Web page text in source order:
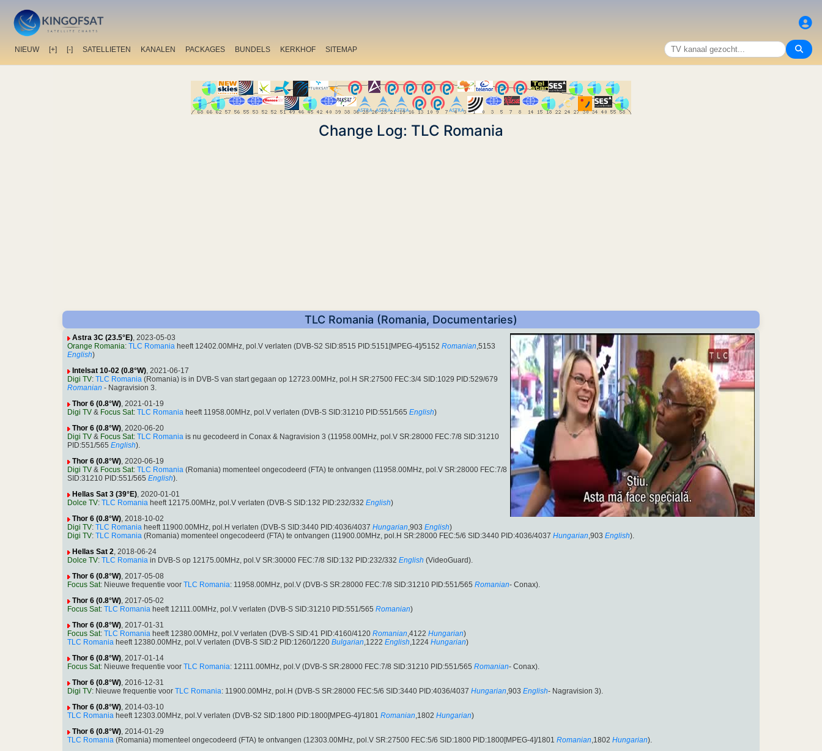
NIEUW [+] [-] SATELLIETEN KANALEN PACKAGES BUNDELS KERKHOF SITEMAP
Change Log: TLC Romania
TLC Romania (Romania, Documentaries)
Astra 3C (23.5°E), 2023-05-03
Orange Romania: TLC Romania heeft 12402.00MHz, pol.V verlaten (DVB-S2 SID:8515 PID:5151[MPEG-4]/5152 Romanian,5153
English)
Intelsat 10-02 (0.8°W), 2021-06-17
Digi TV: TLC Romania (Romania) is in DVB-S van start gegaan op 12723.00MHz, pol.H SR:27500 FEC:3/4 SID:1029 PID:529/679
Romanian - Nagravision 3.
Thor 6 (0.8°W), 2021-01-19
Digi TV & Focus Sat: TLC Romania heeft 11958.00MHz, pol.V verlaten (DVB-S SID:31210 PID:551/565 English)
Thor 6 (0.8°W), 2020-06-20
Digi TV & Focus Sat: TLC Romania is nu gecodeerd in Conax & Nagravision 3 (11958.00MHz, pol.V SR:28000 FEC:7/8 SID:31210
PID:551/565 English).
Thor 6 (0.8°W), 2020-06-19
Digi TV & Focus Sat: TLC Romania (Romania) momenteel ongecodeerd (FTA) te ontvangen (11958.00MHz, pol.V SR:28000 FEC:7/8
SID:31210 PID:551/565 English).
Hellas Sat 3 (39°E), 2020-01-01
Dolce TV: TLC Romania heeft 12175.00MHz, pol.V verlaten (DVB-S SID:132 PID:232/332 English)
Thor 6 (0.8°W), 2018-10-02
Digi TV: TLC Romania heeft 11900.00MHz, pol.H verlaten (DVB-S SID:3440 PID:4036/4037 Hungarian,903 English)
Digi TV: TLC Romania (Romania) momenteel ongecodeerd (FTA) te ontvangen (11900.00MHz, pol.H SR:28000 FEC:5/6 SID:3440 PID:4036/4037 Hungarian,903 English).
Hellas Sat 2, 2018-06-24
Dolce TV: TLC Romania in DVB-S op 12175.00MHz, pol.V SR:30000 FEC:7/8 SID:132 PID:232/332 English (VideoGuard).
Thor 6 (0.8°W), 2017-05-08
Focus Sat: Nieuwe frequentie voor TLC Romania: 11958.00MHz, pol.V (DVB-S SR:28000 FEC:7/8 SID:31210 PID:551/565 Romanian- Conax).
Thor 6 (0.8°W), 2017-05-02
Focus Sat: TLC Romania heeft 12111.00MHz, pol.V verlaten (DVB-S SID:31210 PID:551/565 Romanian)
Thor 6 (0.8°W), 2017-01-31
Focus Sat: TLC Romania heeft 12380.00MHz, pol.V verlaten (DVB-S SID:41 PID:4160/4120 Romanian,4122 Hungarian)
TLC Romania heeft 12380.00MHz, pol.V verlaten (DVB-S SID:2 PID:1260/1220 Bulgarian,1222 English,1224 Hungarian)
Thor 6 (0.8°W), 2017-01-14
Focus Sat: Nieuwe frequentie voor TLC Romania: 12111.00MHz, pol.V (DVB-S SR:28000 FEC:7/8 SID:31210 PID:551/565 Romanian- Conax).
Thor 6 (0.8°W), 2016-12-31
Digi TV: Nieuwe frequentie voor TLC Romania: 11900.00MHz, pol.H (DVB-S SR:28000 FEC:5/6 SID:3440 PID:4036/4037 Hungarian,903 English- Nagravision 3).
Thor 6 (0.8°W), 2014-03-10
TLC Romania heeft 12303.00MHz, pol.V verlaten (DVB-S2 SID:1800 PID:1800[MPEG-4]/1801 Romanian,1802 Hungarian)
Thor 6 (0.8°W), 2014-01-29
TLC Romania (Romania) momenteel ongecodeerd (FTA) te ontvangen (12303.00MHz, pol.V SR:27500 FEC:5/6 SID:1800 PID:1800[MPEG-4]/1801 Romanian,1802 Hungarian).